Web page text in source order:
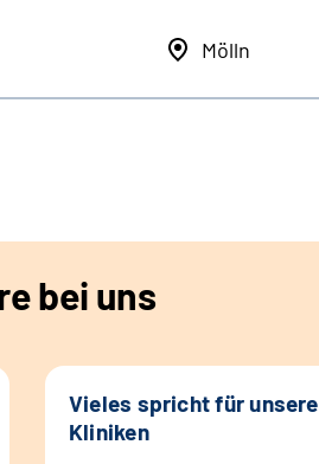
Mölln
bei uns
Vieles spricht für unsere
Kliniken